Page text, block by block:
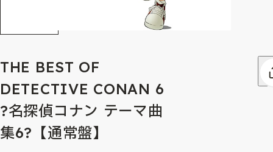
THE BEST OF
DETECTIVE CONAN 6
?名探偵コナン テーマ曲
集6?【通常盤】